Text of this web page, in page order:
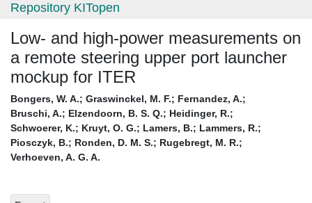
Repository KITopen
Low- and high-power measurements on
a remote steering upper port launcher
mockup for ITER
Bongers, W. A.; Graswinckel, M. F.; Fernandez, A.;
Bruschi, A.; Elzendoorn, B. S. Q.; Heidinger, R.;
Schwoerer, K.; Kruyt, O. G.; Lamers, B.; Lammers, R.;
Piosczyk, B.; Ronden, D. M. S.; Rugebregt, M. R.;
Verhoeven, A. G. A.